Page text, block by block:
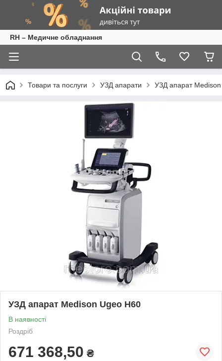
RH – Медичне обладнання
Товари та послуги УЗД апарати УЗД апарат
УЗД апарат Medison Ugeo H60
В наявності
Роздріб
671 368,50 ₴